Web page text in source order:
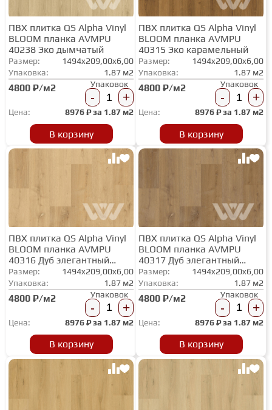
ПВХ плитка QS Alpha Vinyl
BLOOM планка AVMPU
40238 Эко дымчатый
Размер:
1494x209,00x6,00
Упаковка:
1.87 м2
4800 ₽/м2 Упаковок
- +
Цена: 8976₽ за 1.87 м2
В корзину
ПВХ плитка QS Alpha Vinyl
BLOOM планка AVMPU
40315 Эко карамельный
Размер:
1494x209,00x6,00
Упаковка:
1.87 м2
4800 ₽/м2 Упаковок
- +
Цена: 8976₽ за 1.87 м2
В корзину
ПВХ плитка QS Alpha Vinyl
BLOOM планка AVMPU
40316 Дуб элегантный
натуральный
Размер:
1494x209,00x6,00
Упаковка:
1.87 м2
4800 ₽/м2 Упаковок
- +
Цена: 8976₽ за 1.87 м2
В корзину
ПВХ плитка QS Alpha Vinyl
BLOOM планка AVMPU
40317 Дуб элегантный
дымчатый
Размер:
1494x209,00x6,00
Упаковка:
1.87 м2
4800 ₽/м2 Упаковок
- +
Цена: 8976₽ за 1.87 м2
В корзину